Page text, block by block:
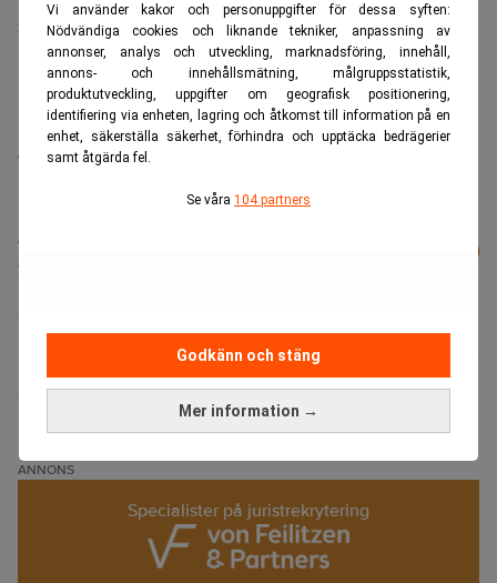
Vi använder kakor och personuppgifter för dessa syften:
Nödvändiga cookies och liknande tekniker, anpassning av
annonser, analys och utveckling, marknadsföring, innehåll,
annons- och innehållsmätning, målgruppsstatistik,
produktutveckling, uppgifter om geografisk positionering,
identifiering via enheten, lagring och åtkomst till information på en
enhet, säkerställa säkerhet, förhindra och upptäcka bedrägerier
samt åtgärda fel.
Se våra 104 partners
Mer information →
Godkänn och stäng
revision och riskhantering. Att vi dessutom med stöd av
tekniska hjälpmedel har möjlighet att leverera våra
tjänster på ett enkelt, snabbt och begripligt sätt tror jag
kommer vara en förutsättning för att kunna konkurrera på
den juridiska marknaden i framtiden, säger Maria
Lilliestierna i en skriftlig kommentar.
Läs mer från Realtid - vårt nyhetsbrev
är kostnadsfritt:
ANNONS
Specialister på juristrekrytering